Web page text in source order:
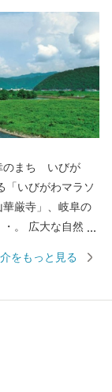
のまち いびが
厳寺」、岐阜の
。 広大な自然に
らしを創りあげ
をもっと見る